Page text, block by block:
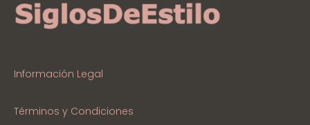
Información Legal
Términos y Condiciones